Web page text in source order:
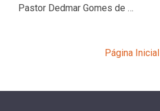
Pastor Dedmar Gomes de …
Página Inicial